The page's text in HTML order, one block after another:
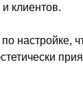
клиентов.
настройке,